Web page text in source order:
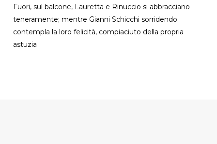
Fuori, sul balcone, Lauretta e Rinuccio si abbracciano
teneramente; mentre Gianni Schicchi sorridendo
contempla la loro felicità, compiaciuto della propria
astuzia